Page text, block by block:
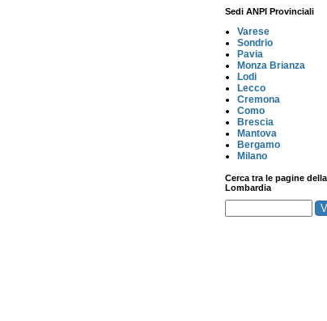
Sedi ANPI Provinciali
Varese
Sondrio
Pavia
Monza Brianza
Lodi
Lecco
Cremona
Como
Brescia
Mantova
Bergamo
Milano
Cerca tra le pagine della
Lombardia